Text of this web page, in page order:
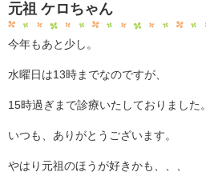
元祖 ケロちゃん
今年もあと少し。
水曜日は13時までなのですが、
15時過ぎまで診療いたしておりました。
いつも、ありがとうございます。
やはり元祖のほうが好きかも、、、